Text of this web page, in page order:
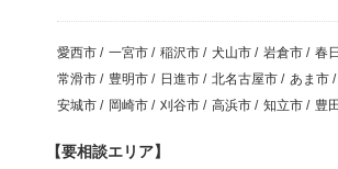
愛西市 / 一宮市 / 稲沢市 / 犬山市 / 岩倉市 / 春
常滑市 / 豊明市 / 日進市 / 北名古屋市 / あま市 /
安城市 / 岡崎市 / 刈谷市 / 高浜市 / 知立市 / 豊
【要相談エリア】